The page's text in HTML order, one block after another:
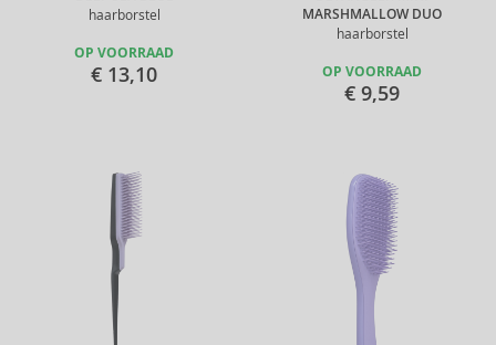
haarborstel
OP VOORRAAD
€ 13,10
MARSHMALLOW DUO
haarborstel
OP VOORRAAD
€ 9,59